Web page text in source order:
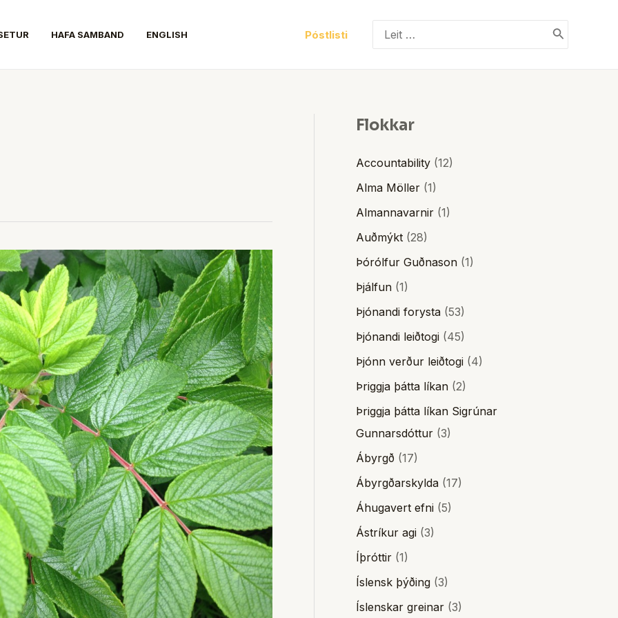
HAFA SAMBAND ENGLISH Póstlisti
Search
for:
Flokkar
Accountability (12)
Alma Möller (1)
Almannavarnir (1)
Auðmýkt (28)
Þórólfur Guðnason (1)
Þjálfun (1)
Þjónandi forysta (53)
Þjónandi leiðtogi (45)
Þjónn verður leiðtogi (4)
Þriggja þátta líkan (2)
Þriggja þátta líkan Sigrúnar
Gunnarsdóttur (3)
Ábyrgð (17)
Ábyrgðarskylda (17)
Áhugavert efni (5)
Ástríkur agi (3)
Íþróttir (1)
Íslensk þýðing (3)
Íslenskar greinar (3)